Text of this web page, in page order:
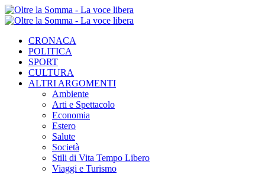
CRONACA
POLITICA
SPORT
CULTURA
ALTRI ARGOMENTI
Ambiente
Arti e Spettacolo
Economia
Estero
Salute
Società
Stili di Vita Tempo Libero
Viaggi e Turismo